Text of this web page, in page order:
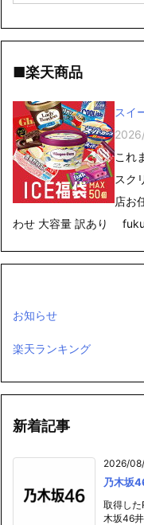
■楽天商品
スイ
これ
スク
店お
わせ 大容量 訳あり
お知らせ
楽天ランキング
新着記事
2026/
乃木坂
取得した
木坂46